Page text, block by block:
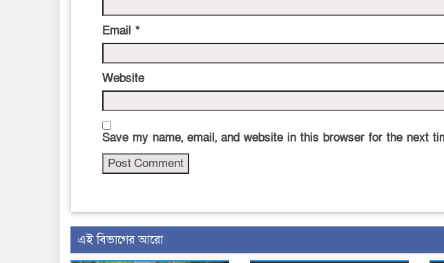
Email *
Website
Save my name, email, and website in this browser for the next
এই বিভাগের আরো